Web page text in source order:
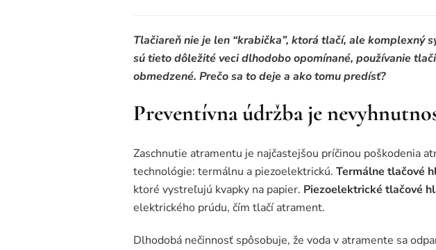
Tlačiareň nie je len “krabička”, ktorá tlačí, ale
sú tieto dôležité veci dlhodobo opomínané, používanie
obmedzené. Prečo sa to deje a ako tomu predísť?
Preventívna údržba je
Zaschnutie atramentu je najčastejšou príčinou poškodenia
technológie: termálnu a piezoelektrickú. Termálne tlačové
ktoré vystreľujú kvapky na papier. Piezoelektrické tlačové
elektrického prúdu, čím tlačí atrament.
Dlhodobá nečinnosť spôsobuje, že voda v atramente sa